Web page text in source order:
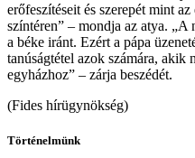
erőfeszítéseit és szerepét mint
színtéren” – mondja az atya. „A
a béke iránt. Ezért a pápa
tanúságtétel azok számára, akik
egyházhoz” – zárja beszédét.
(Fides hírügynökség)
Történelmünk